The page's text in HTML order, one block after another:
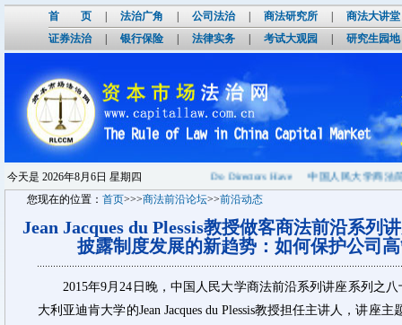
首 页 法治广角 公司法治| 商法研究所 商法大讲堂
证券法治| 银行保险 法律实务 考试大观园 研究生园地
今天是 2026年8月6日 星期四
坛系列之八十二]预告:What Protection Do Directors Have
中国人民大学商法前沿
您现在的位置：首页>>>商法前沿论坛>>前沿动态
Jean Jacques du Plessis教授做客商法前沿系列
披露制度发展的新趋势：如何保护公司
2015年9月24日晚，中国人民大学商法前沿系列讲座系列之
大利亚迪肯大学的Jean Jacques du Plessis教授担任主讲人，讲座